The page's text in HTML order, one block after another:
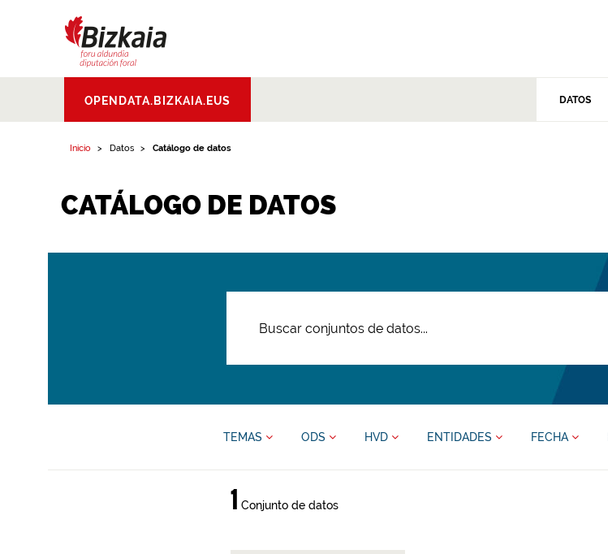
Aldundia.Diputacion
Foral de Bizkaia
OPENDATA.BIZKAIA.EUS DATOS
Inicio Datos Catálogo de datos
CATÁLOGO DE DATOS
TEMAS ODS HVD ENTIDADES FECHA
1 Conjunto de datos